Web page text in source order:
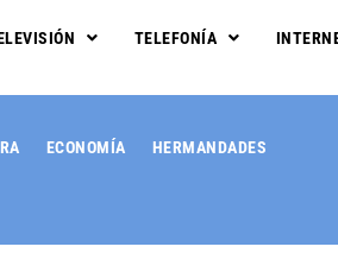
TELEFONÍA
ECONOMÍA HERMANDADES